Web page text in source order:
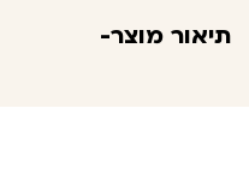
תיאור מוצר-